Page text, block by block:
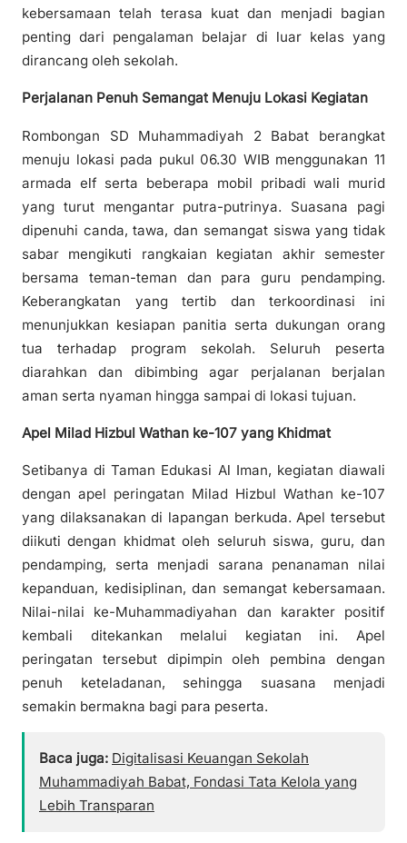
kebersamaan telah terasa kuat dan menjadi bagian
penting dari pengalaman belajar di luar kelas yang
dirancang oleh sekolah.
Perjalanan Penuh Semangat Menuju Lokasi Kegiatan
Rombongan SD Muhammadiyah 2 Babat berangkat
menuju lokasi pada pukul 06.30 WIB menggunakan 11
armada elf serta beberapa mobil pribadi wali murid
yang turut mengantar putra-putrinya. Suasana pagi
dipenuhi canda, tawa, dan semangat siswa yang tidak
sabar mengikuti rangkaian kegiatan akhir semester
bersama teman-teman dan para guru pendamping.
Keberangkatan yang tertib dan terkoordinasi ini
menunjukkan kesiapan panitia serta dukungan orang
tua terhadap program sekolah. Seluruh peserta
diarahkan dan dibimbing agar perjalanan berjalan
aman serta nyaman hingga sampai di lokasi tujuan.
Apel Milad Hizbul Wathan ke-107 yang Khidmat
Setibanya di Taman Edukasi Al Iman, kegiatan diawali
dengan apel peringatan Milad Hizbul Wathan ke-107
yang dilaksanakan di lapangan berkuda. Apel tersebut
diikuti dengan khidmat oleh seluruh siswa, guru, dan
pendamping, serta menjadi sarana penanaman nilai
kepanduan, kedisiplinan, dan semangat kebersamaan.
Nilai-nilai ke-Muhammadiyahan dan karakter positif
kembali ditekankan melalui kegiatan ini. Apel
peringatan tersebut dipimpin oleh pembina dengan
penuh keteladanan, sehingga suasana menjadi
semakin bermakna bagi para peserta.
Baca juga: Digitalisasi Keuangan Sekolah
Muhammadiyah Babat, Fondasi Tata Kelola yang
Lebih Transparan